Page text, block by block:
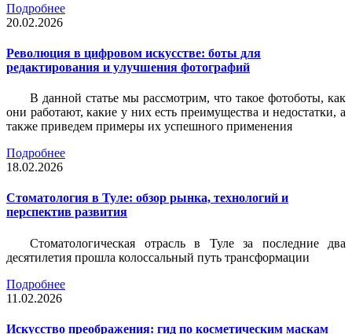
Подробнее
20.02.2026
Революция в цифровом искусстве: боты для
редактирования и улучшения фотографий
В данной статье мы рассмотрим, что такое фотоботы, как
они работают, какие у них есть преимущества и недостатки, а
также приведем примеры их успешного применения
Подробнее
18.02.2026
Стоматология в Туле: обзор рынка, технологий и
перспектив развития
Стоматологическая отрасль в Туле за последние два
десятилетия прошла колоссальный путь трансформации
Подробнее
11.02.2026
Искусство преображения: гид по косметическим маскам